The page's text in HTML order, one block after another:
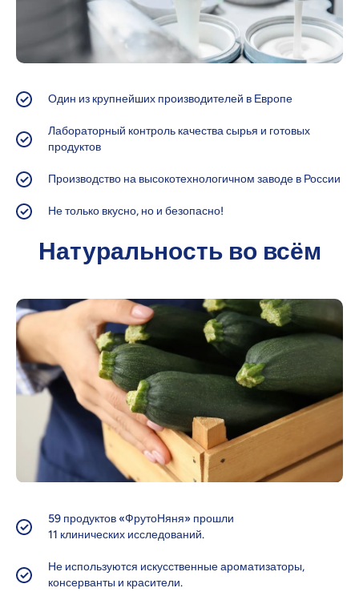
Один из крупнейших производителей в Европе
Лабораторный контроль качества сырья и готовых
продуктов
Производство на высокотехнологичном заводе в России
Не только вкусно, но и безопасно!
Натуральность во всём
59 продуктов «ФрутоНяня» прошли
11 клинических исследований.
Не используются искусственные ароматизаторы,
консерванты и красители.